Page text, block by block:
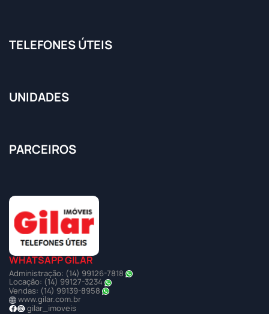
TELEFONES ÚTEIS
UNIDADES
PARCEIROS
WHATSAPP GILAR
Administração: (14) 99126-7818
Locação: (14) 99127-3234
Vendas: (14) 99139-8958
www.gilar.com.br
gilar_imoveis